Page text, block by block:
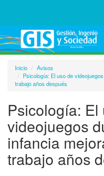
Inicio
Avisos
Psicología: El uso de
trabajo años después
Psicología: El
videojuegos
infancia
trabajo años